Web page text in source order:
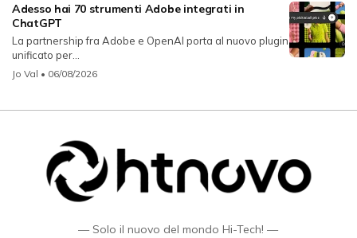
Adesso hai 70 strumenti Adobe integrati in
ChatGPT
La partnership fra Adobe e OpenAI porta al nuovo plugin
unificato per...
Jo Val • 06/08/2026
— Solo il nuovo del mondo Hi-Tech! —